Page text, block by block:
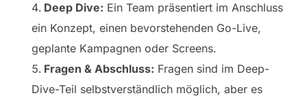
Deep Dive: Ein Team präsentiert im Anschluss
ein Konzept, einen bevorstehenden Go-Live,
geplante Kampagnen oder Screens.
Fragen & Abschluss: Fragen sind im Deep-
Dive-Teil selbstverständlich möglich, aber es